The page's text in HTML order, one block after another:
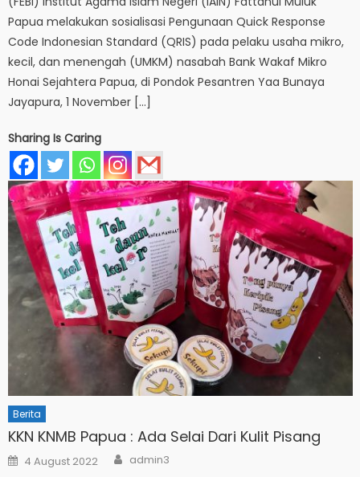
Papua melakukan sosialisasi Pengunaan Quick Response
Code Indonesian Standard (QRIS) pada pelaku usaha mikro,
kecil, dan menengah (UMKM) nasabah Bank Wakaf Mikro
Honai Sejahtera Papua, di Pondok Pesantren Yaa Bunaya
Jayapura, 1 November […]
Sharing Is Caring
Berita
KKN KNMB Papua : Ada Selai Dari Kulit Pisang
Posted
on
4 August 2022 Author
admin3